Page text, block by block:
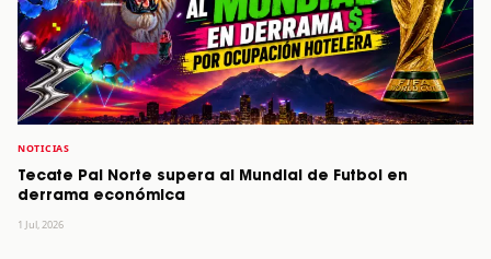
NOTICIAS
Tecate Pal Norte supera al Mundial de Futbol en
derrama económica
1 Jul, 2026